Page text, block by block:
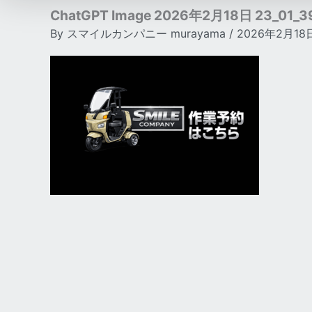
ChatGPT Image 2026年2月18日
By スマイルカンパニー murayama / 2026年2月18